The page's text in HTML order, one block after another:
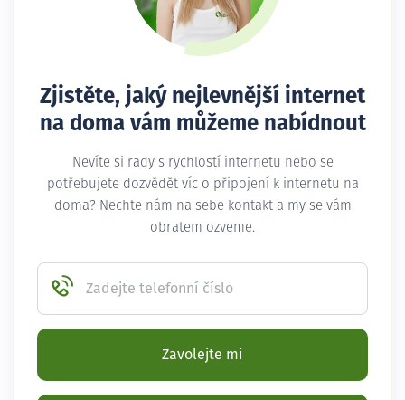
Zjistěte, jaký nejlevnější internet
na doma vám můžeme nabídnout
Nevíte si rady s rychlostí internetu nebo se
potřebujete dozvědět víc o připojení k internetu na
doma? Nechte nám na sebe kontakt a my se vám
obratem ozveme.
Zadejte telefonní číslo
Zavolejte mi